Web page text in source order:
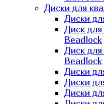
Диски для
Диски
Диск
Beadlock
Диск
Beadlock
Диски
Диски
Диски